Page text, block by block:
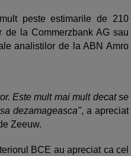
peste estimarile de 210
la Commerzbank AG sau
analistilor de la ABN Amro
Este mult mai mult decat se
dezamageasca", a apreciat
Zeeuw.
BCE au apreciat ca cel